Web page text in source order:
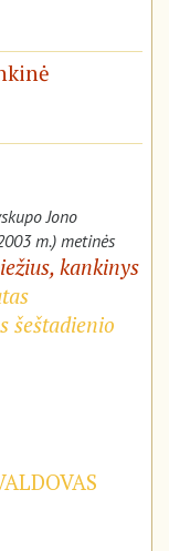
Jono
m.) metinės
kankinys
šeštadienio